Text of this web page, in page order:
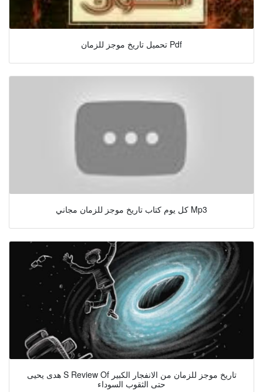
تحميل تاريخ موجز للزمان Pdf
كل يوم كتاب تاريخ موجز للزمان مجاني Mp3
هدى يحيى S Review Of تاريخ موجز للزمان من الانفجار الكبير
حتى الثقوب السوداء